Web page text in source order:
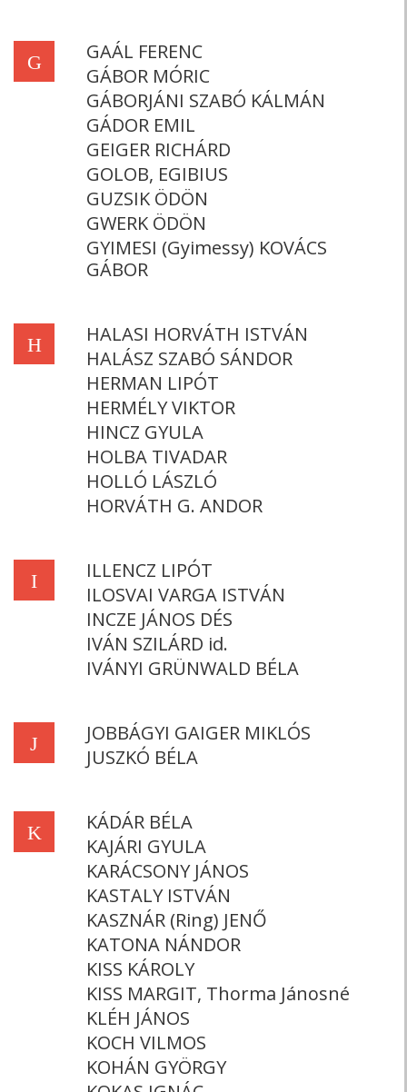
G
GAÁL FERENC
GÁBOR MÓRIC
GÁBORJÁNI SZABÓ KÁLMÁN
GÁDOR EMIL
GEIGER RICHÁRD
GOLOB, EGIBIUS
GUZSIK ÖDÖN
GWERK ÖDÖN
GYIMESI (Gyimessy) KOVÁCS
GÁBOR
H
HALASI HORVÁTH ISTVÁN
HALÁSZ SZABÓ SÁNDOR
HERMAN LIPÓT
HERMÉLY VIKTOR
HINCZ GYULA
HOLBA TIVADAR
HOLLÓ LÁSZLÓ
HORVÁTH G. ANDOR
I
ILLENCZ LIPÓT
ILOSVAI VARGA ISTVÁN
INCZE JÁNOS DÉS
IVÁN SZILÁRD id.
IVÁNYI GRÜNWALD BÉLA
J
JOBBÁGYI GAIGER MIKLÓS
JUSZKÓ BÉLA
K
KÁDÁR BÉLA
KAJÁRI GYULA
KARÁCSONY JÁNOS
KASTALY ISTVÁN
KASZNÁR (Ring) JENŐ
KATONA NÁNDOR
KISS KÁROLY
KISS MARGIT, Thorma Jánosné
KLÉH JÁNOS
KOCH VILMOS
KOHÁN GYÖRGY